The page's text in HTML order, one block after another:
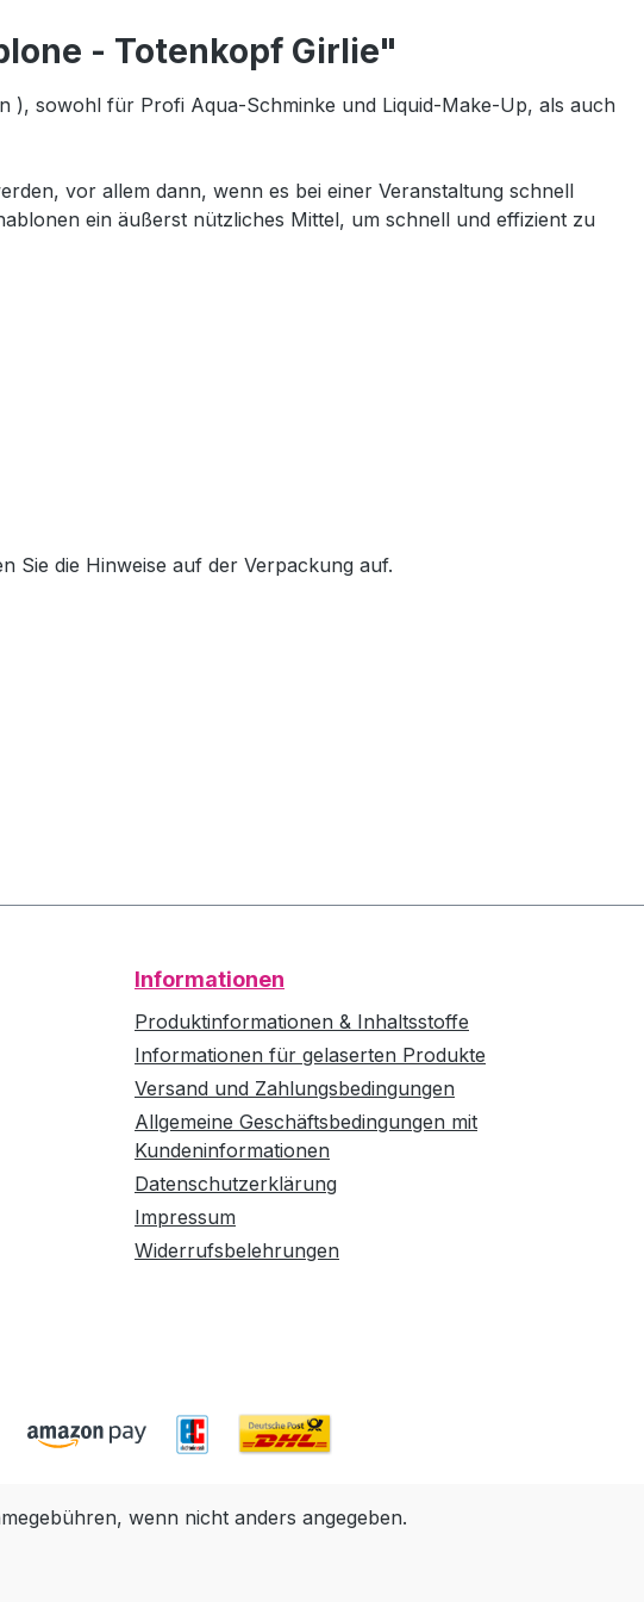
- Totenkopf Girlie"
), sowohl für Profi Aqua-Schminke und Liquid-Make-Up, als auch
vor allem dann, wenn es bei einer Veranstaltung schnell
ein äußerst nützliches Mittel, um schnell und effizient zu
Sie die Hinweise auf der Verpackung auf.
Informationen
Produktinformationen & Inhaltsstoffe
Informationen für gelaserten Produkte
Versand und Zahlungsbedingungen
Allgemeine Geschäftsbedingungen mit
Kundeninformationen
Datenschutzerklärung
Impressum
Widerrufsbelehrungen
wenn nicht anders angegeben.